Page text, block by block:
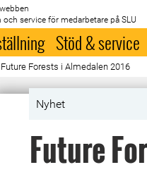
och service för medarbetare på SLU
Stöd & service
Future Forests i Almedalen 2016
Nyhet
Future